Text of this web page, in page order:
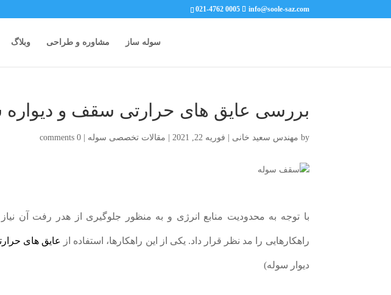
021-4762 0005 info@soole-saz.com
سوله ساز مشاوره و طراحی وبلاگ
بررسی عایق های حرارتی سقف و دیواره
by مهندس سعید خانی فوریه 22, 2021 مقالات تخصصی سوله |
0 comments
با توجه به محدودیت منابع انرژی و به منظور جلوگیری از هدر رفت آن
راهکارهایی را مد نظر قرار داد. یکی از این راهکارها، استفاده از عایق های
دیوار سوله)